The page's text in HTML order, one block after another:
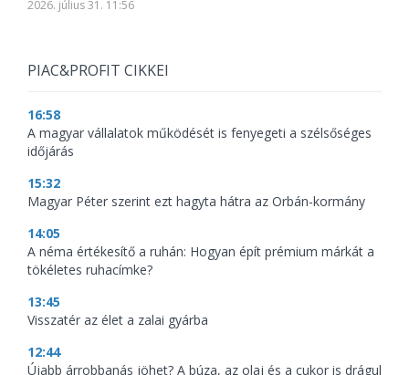
2026. július 31. 11:56
PIAC&PROFIT CIKKEI
16:58
A magyar vállalatok működését is fenyegeti a szélsőséges
időjárás
15:32
Magyar Péter szerint ezt hagyta hátra az Orbán-kormány
14:05
A néma értékesítő a ruhán: Hogyan épít prémium márkát a
tökéletes ruhacímke?
13:45
Visszatér az élet a zalai gyárba
12:44
Újabb árrobbanás jöhet? A búza, az olaj és a cukor is drágul